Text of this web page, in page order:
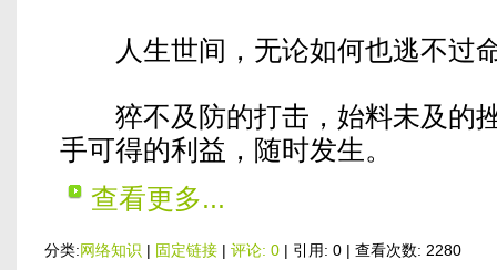
人生世间，无论如何也逃不过
猝不及防的打击，始料未及的
手可得的利益，随时发生。
查看更多...
分类:网络知识 | 固定链接| 评论: 0| 引用: 0 | 查看次数: 2280